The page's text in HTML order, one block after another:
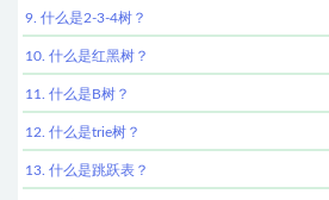
9. 什么是2-3-4树？
10. 什么是红黑树？
11. 什么是B树？
12. 什么是trie树？
13. 什么是跳跃表？